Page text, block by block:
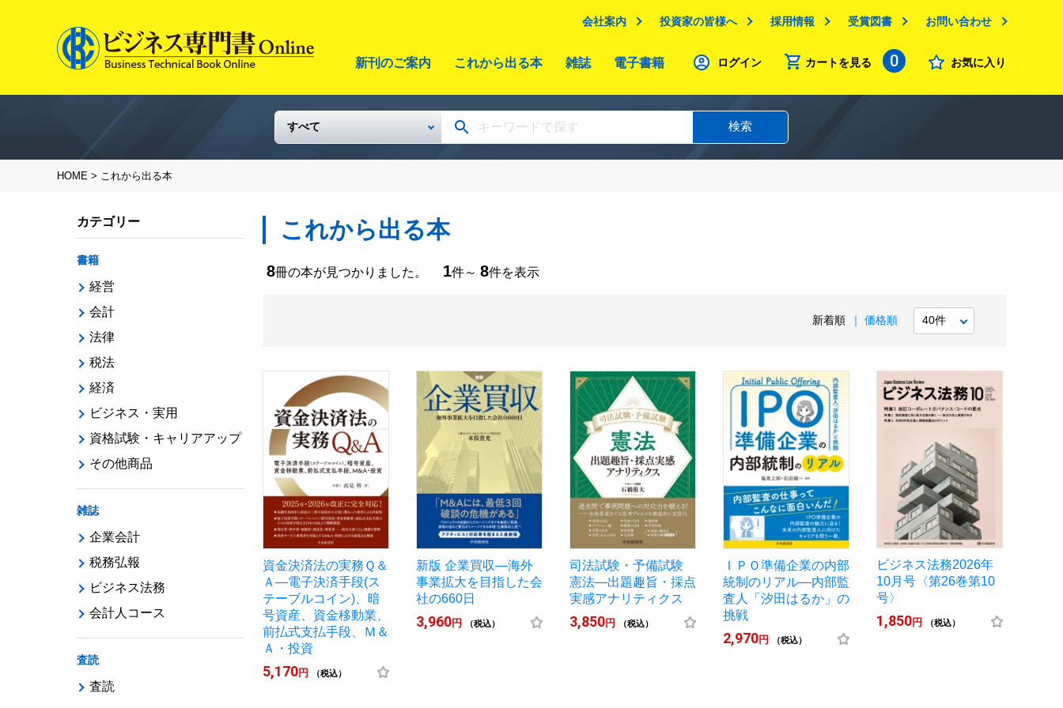
会社案内 投資家の皆様へ 採用情報 受賞図書 お問い合わせ
新刊のご案内 これから出る本 雑誌 電子書籍 ログイン カートを見る 0 お気に入り
検索
HOME > これから出る本
これから出る本
8冊の本が見つかりました。 1件～ 8件を表示
新着順 価格順
資金決済法の実務Ｑ＆
Ａ―電子決済手段(ス
テーブルコイン)、暗
号資産、資金移動業、
前払式支払手段、Ｍ＆
Ａ・投資
5,170円 （税込）
新版 企業買収―海外
事業拡大を目指した会
社の660日
3,960円 （税込）
司法試験・予備試験
憲法―出題趣旨・採点
実感アナリティクス
3,850円 （税込）
ＩＰＯ準備企業の内部
統制のリアル―内部監
査人「汐田はるか」の
挑戦
2,970円 （税込）
ビジネス法務2026年
10月号〈第26巻第10
号〉
1,850円 （税込）
カテゴリー
書籍
経営
会計
法律
税法
経済
ビジネス・実用
資格試験・キャリアアップ
その他商品
雑誌
企業会計
税務弘報
ビジネス法務
会計人コース
査読
査読